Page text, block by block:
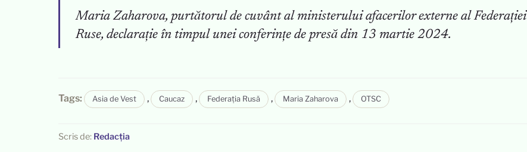
Maria Zaharova, purtătorul de cuvânt al ministerului afacerilor externe al Federației
Ruse, declarație în timpul unei conferințe de presă din 13 martie 2024.
Tags: Asia de Vest , Caucaz , Federația Rusă , Maria Zaharova , OTSC
Scris de: Redacția